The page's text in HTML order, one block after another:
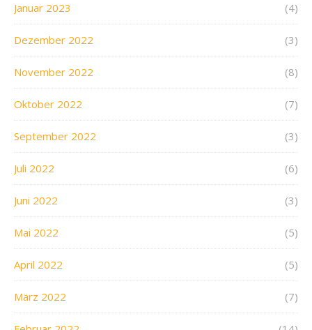
Januar 2023 (4)
Dezember 2022 (3)
November 2022 (8)
Oktober 2022 (7)
September 2022 (3)
Juli 2022 (6)
Juni 2022 (3)
Mai 2022 (5)
April 2022 (5)
März 2022 (7)